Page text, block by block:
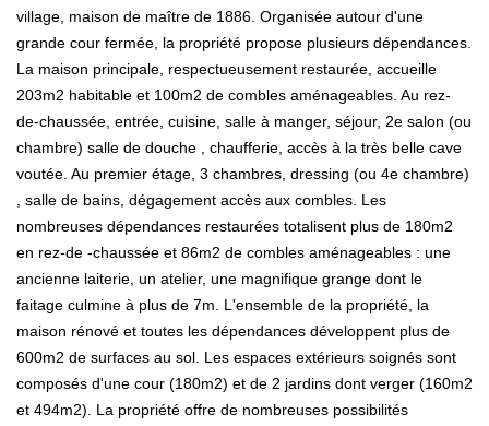
village, maison de maître de 1886. Organisée autour d'une
grande cour fermée, la propriété propose plusieurs dépendances.
La maison principale, respectueusement restaurée, accueille
203m2 habitable et 100m2 de combles aménageables. Au rez-
de-chaussée, entrée, cuisine, salle à manger, séjour, 2e salon (ou
chambre) salle de douche , chaufferie, accès à la très belle cave
voutée. Au premier étage, 3 chambres, dressing (ou 4e chambre)
, salle de bains, dégagement accès aux combles. Les
nombreuses dépendances restaurées totalisent plus de 180m2
en rez-de -chaussée et 86m2 de combles aménageables : une
ancienne laiterie, un atelier, une magnifique grange dont le
faitage culmine à plus de 7m. L'ensemble de la propriété, la
maison rénové et toutes les dépendances développent plus de
600m2 de surfaces au sol. Les espaces extérieurs soignés sont
composés d'une cour (180m2) et de 2 jardins dont verger (160m2
et 494m2). La propriété offre de nombreuses possibilités